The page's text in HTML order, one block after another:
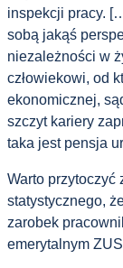
inspekcji pracy.
sobą jakąś
niezależności w
człowiekowi, od
ekonomicznej,
szczyt kariery
taka jest pensja
Warto przytoczyć
statystycznego,
zarobek
emerytalnym